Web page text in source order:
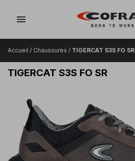
menu
Accueil / Chaussures / TIGERCAT S3S FO SR
TIGERCAT S3S FO SR